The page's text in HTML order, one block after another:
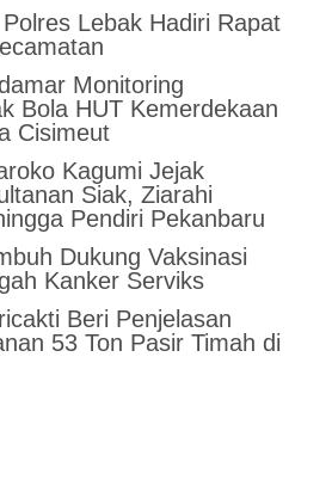
Lebak Hadiri Rapat
Monitoring
Bola HUT Kemerdekaan
Cisimeut
Kagumi Jejak
Siak, Ziarahi
Pendiri Pekanbaru
Dukung Vaksinasi
Kanker Serviks
Beri Penjelasan
53 Ton Pasir Timah di